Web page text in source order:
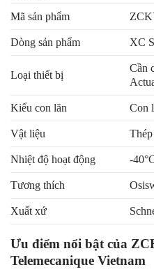
Mã sản phẩm
Dòng sản phẩm XC
Loại thiết bị
Cần
Kiểu con lăn Con
Vật liệu
Nhiệt độ hoạt động -
Tương thích
Xuất xứ
Ưu điểm nổi bật của
Telemecanique Vietnam